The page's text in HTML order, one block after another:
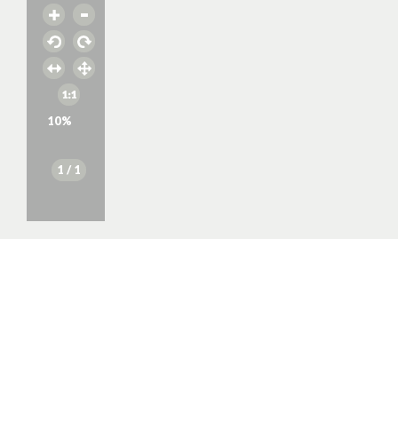
10%
1 / 1